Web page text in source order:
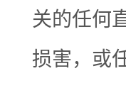
关的任何
损害，或